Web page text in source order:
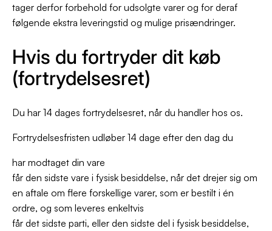
tager derfor forbehold for udsolgte varer og for deraf
følgende ekstra leveringstid og mulige prisændringer.
Hvis du fortryder dit køb
(fortrydelsesret)
Du har 14 dages fortrydelsesret, når du handler hos os.
Fortrydelsesfristen udløber 14 dage efter den dag du
har modtaget din vare
får den sidste vare i fysisk besiddelse, når det drejer sig om
en aftale om flere forskellige varer, som er bestilt i én
ordre, og som leveres enkeltvis
får det sidste parti, eller den sidste del i fysisk besiddelse,